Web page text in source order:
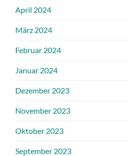
April 2024
März 2024
Februar 2024
Januar 2024
Dezember 2023
November 2023
Oktober 2023
September 2023